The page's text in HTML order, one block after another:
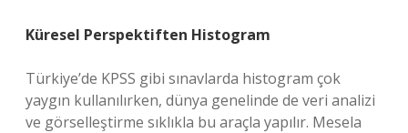
Küresel Perspektiften Histogram
Türkiye’de KPSS gibi sınavlarda histogram çok
yaygın kullanılırken, dünya genelinde de veri analizi
ve görselleştirme sıklıkla bu araçla yapılır. Mesela